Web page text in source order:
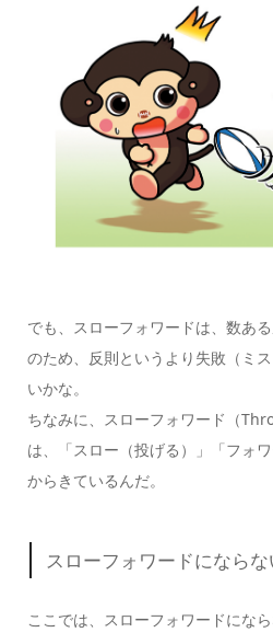
でも、スローフォワードは、数あ
のため、反則というより 失敗（ミス
いかな。
ちなみに、スローフォワード（
は、「スロー（投げる）」「フォ
からきているんだ。
スローフォワードになら
ここでは、スローフォワードにな